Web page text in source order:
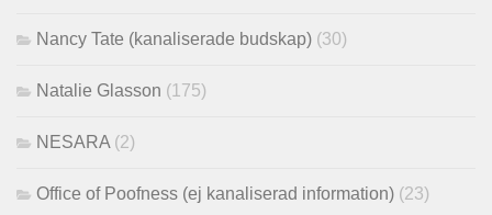
Nancy Tate (kanaliserade budskap) (30)
Natalie Glasson (175)
NESARA (2)
Office of Poofness (ej kanaliserad information) (23)